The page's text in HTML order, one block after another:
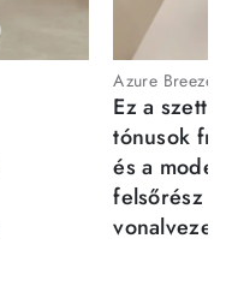
Azure Breeze
Ez a szett
tónusok
és a
felsőrész